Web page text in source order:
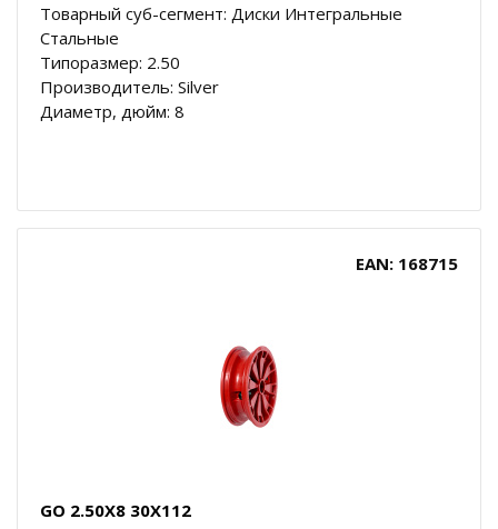
Товарный суб-сегмент: Диски Интегральные
Стальные
Типоразмер: 2.50
Производитель: Silver
Диаметр, дюйм: 8
EAN: 168715
GO 2.50X8 30X112